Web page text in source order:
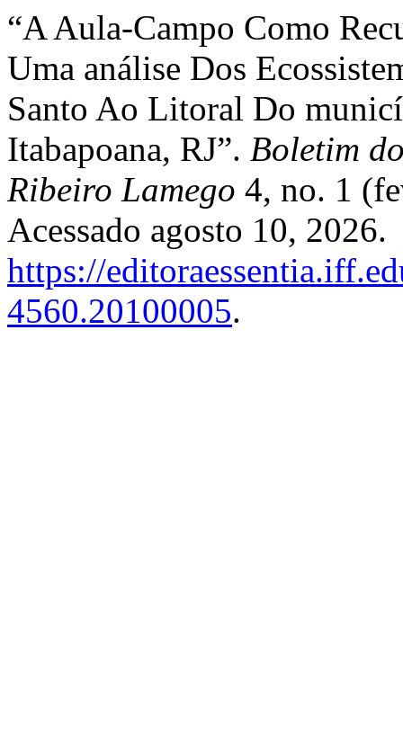
“A Aula-Campo Como
Uma análise Dos
Santo Ao Litoral Do
Itabapoana, RJ”. Boletim
Ribeiro Lamego 4, no. 1
Acessado agosto 10, 2026.
https://
4560.20100005.